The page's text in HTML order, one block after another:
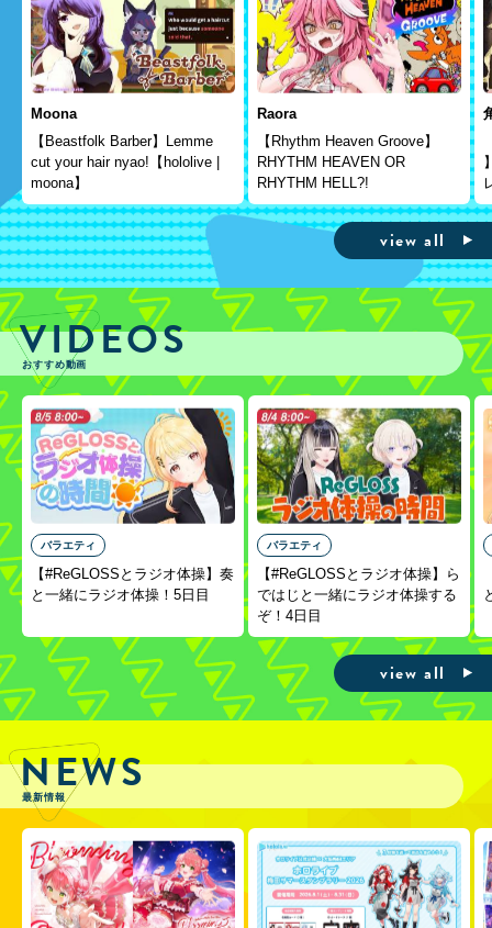
Moona
【Beastfolk Barber】Lemme
cut your hair nyao!【hololive |
moona】
Raora
【Rhythm Heaven Groove】
RHYTHM HEAVEN OR
RHYTHM HELL?!
view all
VIDEOS
おすすめ動画
バラエティ
【#ReGLOSSとラジオ体操】奏
と一緒にラジオ体操！5日目
バラエティ
【#ReGLOSSとラジオ体操】ら
ではじと一緒にラジオ体操する
ぞ！4日目
view all
NEWS
最新情報